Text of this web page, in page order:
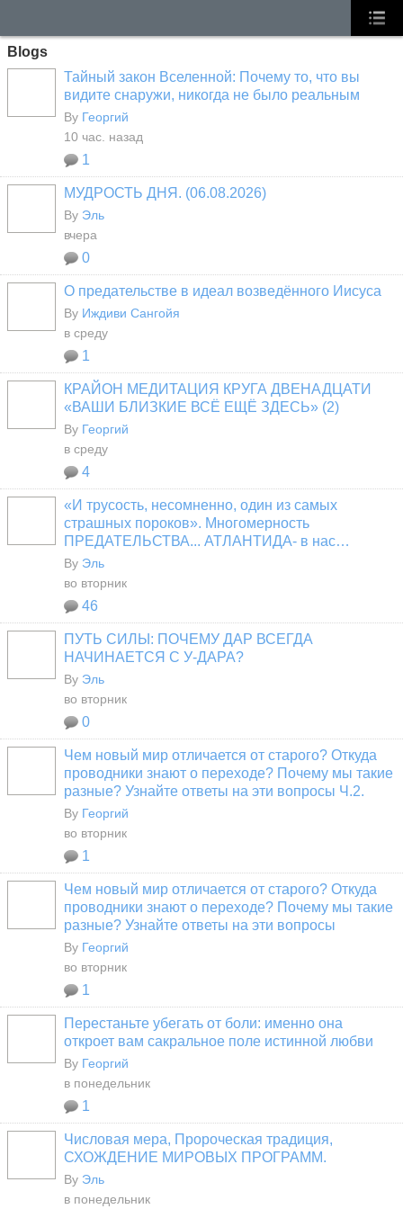
Blogs
Тайный закон Вселенной: Почему то, что вы
видите снаружи, никогда не было реальным
By Георгий
10 час. назад
1
МУДРОСТЬ ДНЯ. (06.08.2026)
By Эль
вчера
0
О предательстве в идеал возведённого Иисуса
By Иждиви Сангойя
в среду
1
КРАЙОН МЕДИТАЦИЯ КРУГА ДВЕНАДЦАТИ
«ВАШИ БЛИЗКИЕ ВСЁ ЕЩЁ ЗДЕСЬ» (2)
By Георгий
в среду
4
«И трусость, несомненно, один из самых
страшных пороков». Многомерность
ПРЕДАТЕЛЬСТВА... АТЛАНТИДА- в нас…
By Эль
во вторник
46
ПУТЬ СИЛЫ: ПОЧЕМУ ДАР ВСЕГДА
НАЧИНАЕТСЯ С У-ДАРА?
By Эль
во вторник
0
Чем новый мир отличается от старого? Откуда
проводники знают о переходе? Почему мы такие
разные? Узнайте ответы на эти вопросы Ч.2.
By Георгий
во вторник
1
Чем новый мир отличается от старого? Откуда
проводники знают о переходе? Почему мы такие
разные? Узнайте ответы на эти вопросы
By Георгий
во вторник
1
Перестаньте убегать от боли: именно она
откроет вам сакральное поле истинной любви
By Георгий
в понедельник
1
Числовая мера, Пророческая традиция,
СХОЖДЕНИЕ МИРОВЫХ ПРОГРАММ.
By Эль
в понедельник